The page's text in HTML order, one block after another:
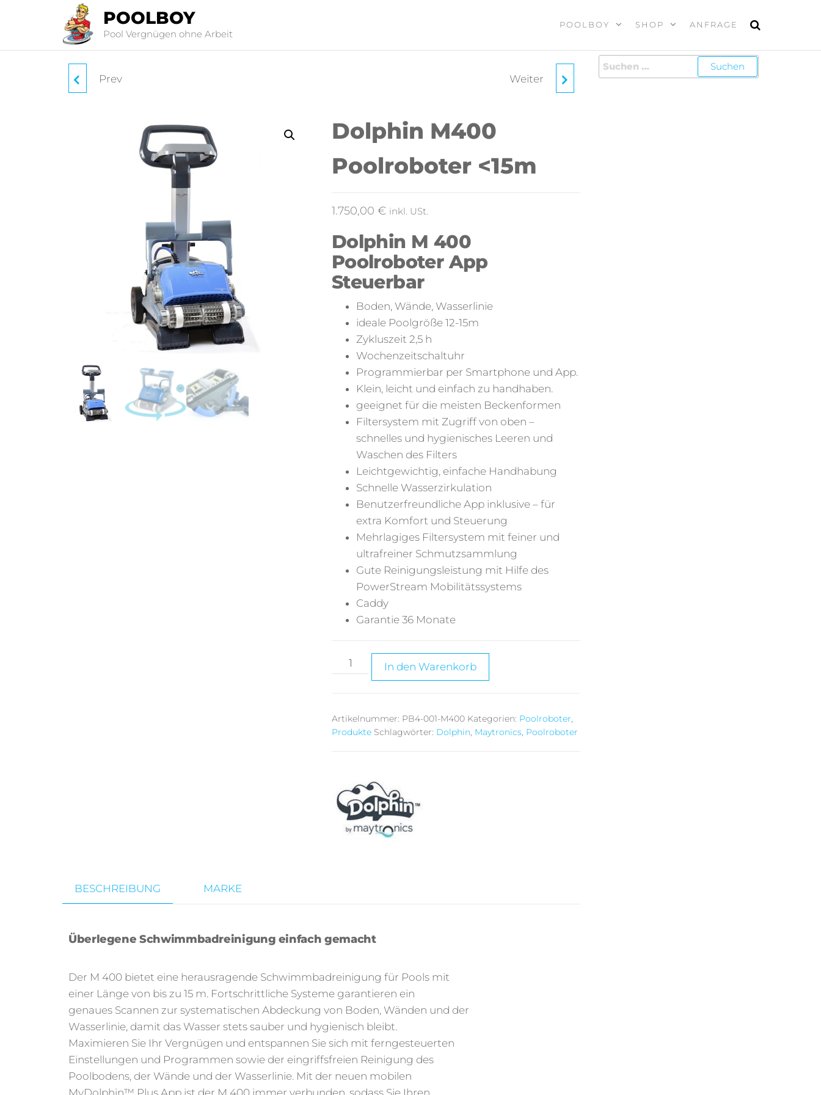
POOLBOY
Pool Vergnügen ohne Arbeit
POOLBOY SHOP ANFRAGE
DOLPHIN M500
Prev DOLPHIN CADDY
Weiter
Dolphin M400
Poolroboter <15m
1.750,00 € inkl. USt.
Dolphin M 400
Poolroboter App
Steuerbar
Boden, Wände, Wasserlinie
ideale Poolgröße 12-15m
Zykluszeit 2,5 h
Wochenzeitschaltuhr
Programmierbar per Smartphone und App.
Klein, leicht und einfach zu handhaben.
geeignet für die meisten Beckenformen
Filtersystem mit Zugriff von oben –
schnelles und hygienisches Leeren und
Waschen des Filters
Leichtgewichtig, einfache Handhabung
Schnelle Wasserzirkulation
Benutzerfreundliche App inklusive – für
extra Komfort und Steuerung
Mehrlagiges Filtersystem mit feiner und
ultrafreiner Schmutzsammlung
Gute Reinigungsleistung mit Hilfe des
PowerStream Mobilitätssystems
Caddy
Garantie 36 Monate
In den Warenkorb
r
Artikelnummer: PB4-001-M400 Kategorien: Poolroboter,
Produkte Schlagwörter: Dolphin, Maytronics, Poolroboter
BESCHREIBUNG MARKE
Überlegene Schwimmbadreinigung einfach gemacht
Der M 400 bietet eine herausragende Schwimmbadreinigung für Pools mit
einer Länge von bis zu 15 m. Fortschrittliche Systeme garantieren ein
genaues Scannen zur systematischen Abdeckung von Boden, Wänden und der
Wasserlinie, damit das Wasser stets sauber und hygienisch bleibt.
Maximieren Sie Ihr Vergnügen und entspannen Sie sich mit ferngesteuerten
Einstellungen und Programmen sowie der eingriffsfreien Reinigung des
Poolbodens, der Wände und der Wasserlinie. Mit der neuen mobilen
MyDolphin™ Plus App ist der M 400 immer verbunden, sodass Sie Ihren